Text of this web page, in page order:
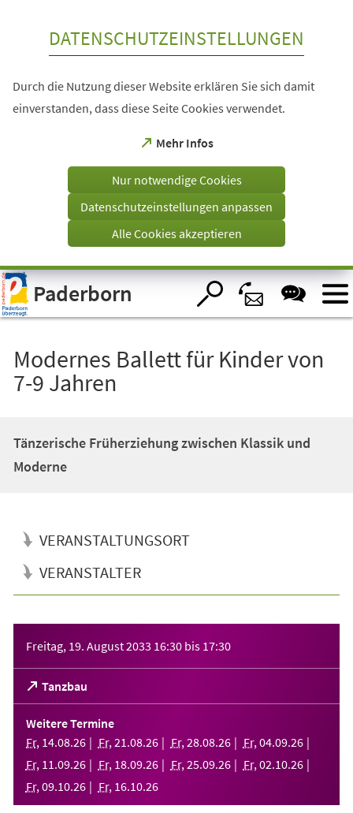
Visuelle
Assistenzsoftware
öffnen.
DATENSCHUTZEINSTELLUNGEN
Durch die Nutzung dieser Website erklären Sie sich damit
einverstanden, dass diese Seite Cookies verwendet.
Mehr Infos
(Öffnet
einem
Tab)
Nur notwendige Cookies
Datenschutzeinstellungen anpassen
Alle Cookies akzeptieren
Paderborn
Modernes Ballett für Kinder von
7-9 Jahren
Tänzerische Früherziehung zwischen Klassik und
Moderne
VERANSTALTUNGSORT
VERANSTALTER
Freitag, 19. August 2033 16:30 bis 17:30
Tanzbau
(Öffnet
in
einem
neuen
Tab)
Weitere Termine
Fr, 14.08.26 Fr, 21 .08.26 Fr, 28.08.26 Fr, 04.09.26
Fr, 11 .09.26 Fr, 18.09.26 Fr, 25.09.26 Fr, 02.10.26
Fr, 09.10.26 Fr, 16.10.26